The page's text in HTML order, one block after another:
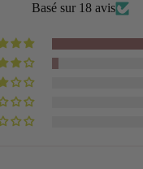
Basé sur 18 avis